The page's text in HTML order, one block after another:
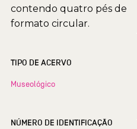
contendo quatro pés de
formato circular.
TIPO DE ACERVO
Museológico
NÚMERO DE IDENTIFICAÇÃO